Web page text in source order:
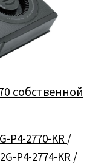
собственной
P4-2770-KR /
P4-2774-KR /